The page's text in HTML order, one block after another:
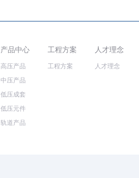
产品中心
高压产品
中压产品
低压成套
低压元件
轨道产品
工程方案
工程方案
人才理念
人才理念